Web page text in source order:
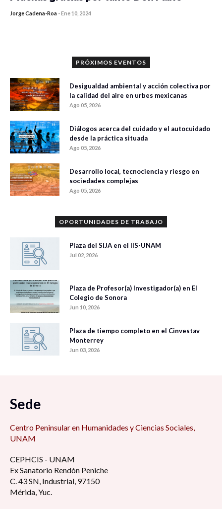
Jorge Cadena-Roa -Ene 10, 2024
PRÓXIMOS EVENTOS
Desigualdad ambiental y acción colectiva por
la calidad del aire en urbes mexicanas
Ago 05, 2026
Diálogos acerca del cuidado y el autocuidado
desde la práctica situada
Ago 05, 2026
Desarrollo local, tecnociencia y riesgo en
sociedades complejas
Ago 05, 2026
OPORTUNIDADES DE TRABAJO
Plaza del SIJA en el IIS-UNAM
Jul 02, 2026
Plaza de Profesor(a) Investigador(a) en El
Colegio de Sonora
Jun 10, 2026
Plaza de tiempo completo en el Cinvestav
Monterrey
Jun 03, 2026
Sede
Centro Peninsular en Humanidades y Ciencias Sociales,
UNAM
CEPHCIS - UNAM
Ex Sanatorio Rendón Peniche
C. 43 SN, Industrial, 97150
Mérida, Yuc.